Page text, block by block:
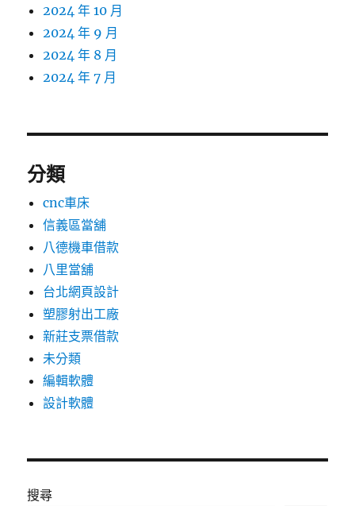
2024 年 10 月
2024 年 9 月
2024 年 8 月
2024 年 7 月
分類
cnc車床
信義區當舖
八德機車借款
八里當舖
台北網頁設計
塑膠射出工廠
新莊支票借款
未分類
編輯軟體
設計軟體
搜尋